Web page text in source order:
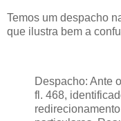
Temos um despacho
que ilustra bem a
Despacho: Ante
fl. 468,